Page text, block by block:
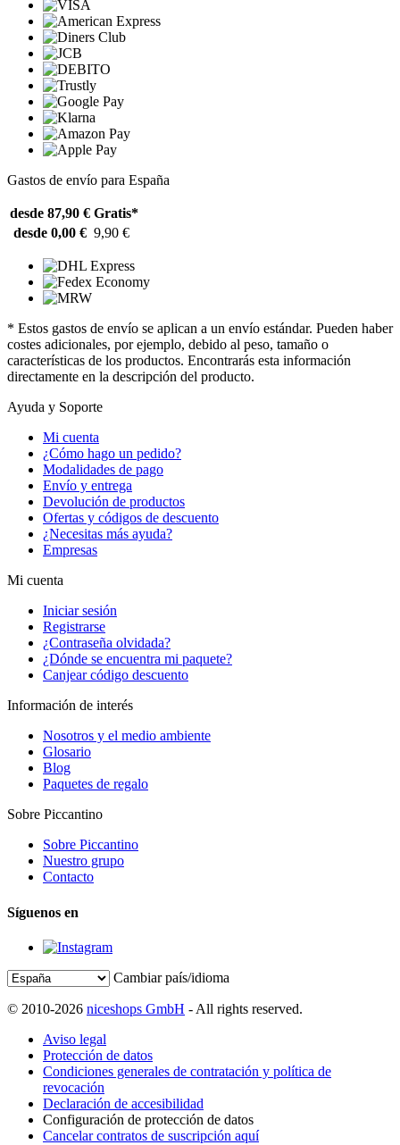
Gastos de envío para España
desde 87,90 € Gratis*
desde 0,00 € 9,90 €
* Estos gastos de envío se aplican a un envío estándar. Pueden haber
costes adicionales, por ejemplo, debido al peso, tamaño o
características de los productos. Encontrarás esta información
directamente en la descripción del producto.
Ayuda y Soporte
Mi cuenta
¿Cómo hago un pedido?
Modalidades de pago
Envío y entrega
Devolución de productos
Ofertas y códigos de descuento
¿Necesitas más ayuda?
Empresas
Mi cuenta
Iniciar sesión
Registrarse
¿Contraseña olvidada?
¿Dónde se encuentra mi paquete?
Canjear código descuento
Información de interés
Nosotros y el medio ambiente
Glosario
Blog
Paquetes de regalo
Sobre Piccantino
Sobre Piccantino
Nuestro grupo
Contacto
Síguenos en
Cambiar país/idioma
© 2010-2026 niceshops GmbH - All rights reserved.
Aviso legal
Protección de datos
Condiciones generales de contratación y política de
revocación
Declaración de accesibilidad
Configuración de protección de datos
Cancelar contratos de suscripción aquí